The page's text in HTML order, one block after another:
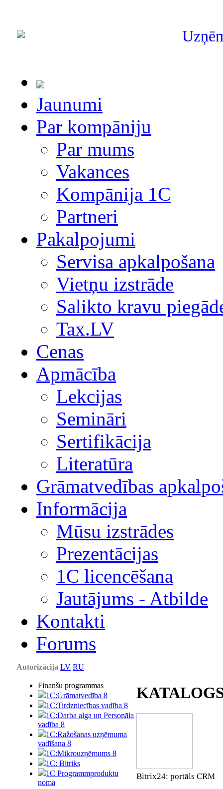
Jaunumi
Par kompāniju
Par mums
Vakances
Kompānija 1С
Partneri
Pakalpojumi
Servisa apkalpošana
Vietņu izstrāde
Salikto kravu
Tax.LV
Cenas
Apmācība
Lekcijas
Semināri
Sertifikācija
Literatūra
Grāmatvedības
Informācija
Mūsu izstrādes
Prezentācijas
1С licencēšana
Jautājums - Atbilde
Kontakti
Forums
Autorizācija LV RU
Finanšu programmas
1C:Grāmatvedība 8
1C:Tirdzniecības vadība 8
1C:Darba alga un Personāla
vadība 8
1C:Ražošanas uzņēmuma
vadīšana 8
1С:Мikrouzņēmums 8
1C: Bitriks
1C Programmproduktu
noma
Bitrix24: portāls CRM